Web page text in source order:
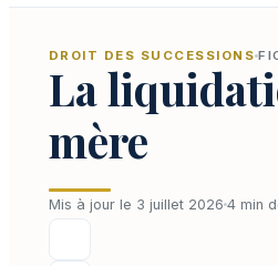
DROIT DES SUCCESSIONS
La
mère
Mis à jour le 3 juillet 2026 4 min